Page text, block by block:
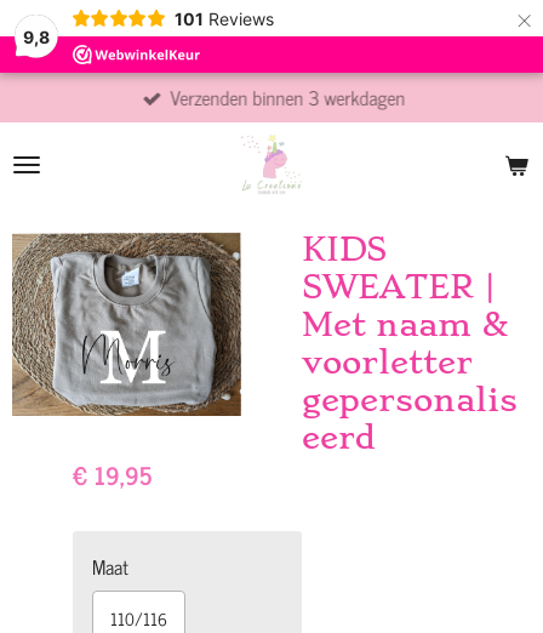
9,8
101 Reviews ×
Verzenden binnen 3 werkdagen
KIDS
SWEATER |
Met naam &
voorletter
gepersonalis
eerd
€ 19,95
Maat
110/116